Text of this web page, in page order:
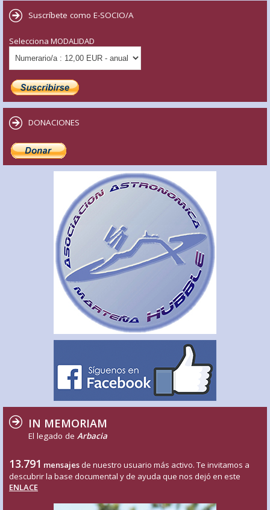
Suscríbete como E-SOCIO/A
Selecciona MODALIDAD
DONACIONES
IN MEMORIAM
El legado de Arbacia
13.791 mensajes de nuestro usuario más activo. Te invitamos a
descubrir la base documental y de ayuda que nos dejó en este
ENLACE